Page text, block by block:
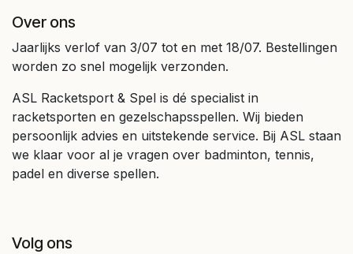
Over ons
Jaarlijks verlof van 3/07 tot en met 18/07. Bestellingen
worden zo snel mogelijk verzonden.
ASL Racketsport & Spel is dé specialist in
racketsporten en gezelschapsspellen. Wij bieden
persoonlijk advies en uitstekende service. Bij ASL staan
we klaar voor al je vragen over badminton, tennis,
padel en diverse spellen.
Volg ons